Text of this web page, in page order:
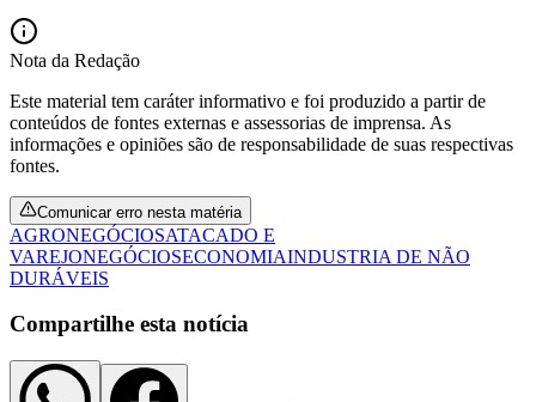
Flamengo
Nota da Redação
Este material tem caráter informativo e foi produzido a partir de
conteúdos de fontes externas e assessorias de imprensa. As
informações e opiniões são de responsabilidade de suas respectivas
fontes.
Comunicar erro nesta matéria
AGRONEGÓCIOSATACADO E
VAREJONEGÓCIOSECONOMIAINDUSTRIA DE NÃO
DURÁVEIS
Compartilhe esta notícia